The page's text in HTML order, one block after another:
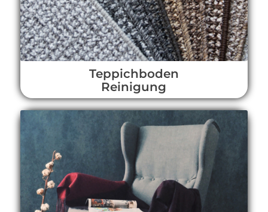
Teppichboden
Reinigung